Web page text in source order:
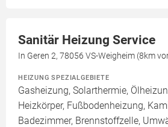
Sanitär Heizung Service
In Geren 2, 78056 VS-Weigheim (8km
HEIZUNG SPEZIALGEBIETE
Gasheizung, Solarthermie,
Heizkörper, Fußbodenheizung,
Badezimmer, Brennstoffzelle,